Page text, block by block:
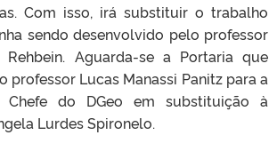
Com isso, irá substituir o trabalho
sendo desenvolvido pelo professor
Rehbein. Aguarda-se a Portaria que
professor Lucas Manassi Panitz para a
do DGeo em substituição à
Lurdes Spironelo.